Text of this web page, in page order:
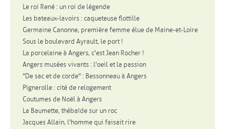
Le roi René : un roi de légende
Les bateaux-lavoirs : caqueteuse flottille
Germaine Canonne, première femme élue de Maine-et-Loire
Sous le boulevard Ayrault, le port !
La porcelaine à Angers, c'est Jean Rocher !
Angers musées vivants : l'oeil et la passion
"De sac et de corde" : Bessonneau à Angers
Pignerolle : cité de relogement
Coutumes de Noël à Angers
La Baumette, thébaïde sur un roc
Jacques Allain, l'homme qui faisait rire